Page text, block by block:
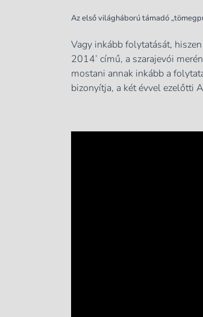
Az első világháború támadó
Vagy inkább folytatását,
2014’ című, a szarajevói
mostani annak inkább a
bizonyítja, a két évvel ezelőtti